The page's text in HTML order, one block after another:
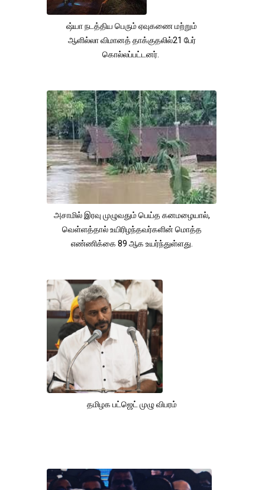
ஷ்யா நடத்திய பெரும் ஏவுகணை மற்றும்
ஆளில்லா விமானத் தாக்குதலில்21 பேர்
கொல்லப்பட்டனர்.
அசாமில் இரவு முழுவதும் பெய்த கனமழையால்,
வெள்ளத்தால் உயிரிழந்தவர்களின் மொத்த
எண்ணிக்கை 89 ஆக உயர்ந்துள்ளது.
தமிழக பட்ஜெட் முழு விபரம்